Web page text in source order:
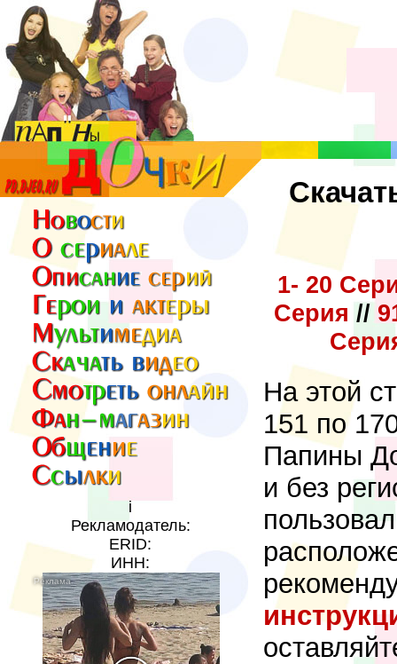
i
Рекламодатель:
ERID:
ИНН:
1- 20
Серия //
На этой
151 по
Папины
и без